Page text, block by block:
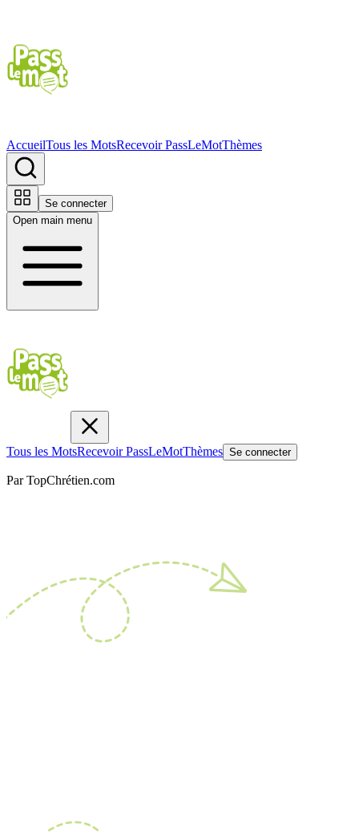
AccueilTous les MotsRecevoir PassLeMotThèmes
Se connecter
Open main menu
Tous les MotsRecevoir PassLeMotThèmes Se connecter
Par TopChrétien.com